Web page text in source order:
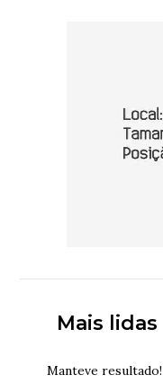
Mais lidas
Manteve resultado!